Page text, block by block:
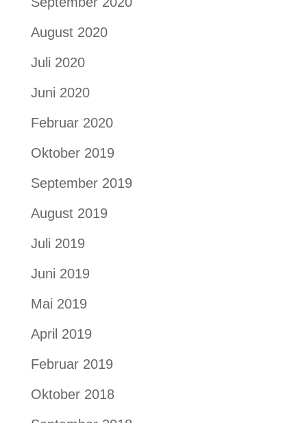
August 2020
Juli 2020
Juni 2020
Februar 2020
Oktober 2019
September 2019
August 2019
Juli 2019
Juni 2019
Mai 2019
April 2019
Februar 2019
Oktober 2018